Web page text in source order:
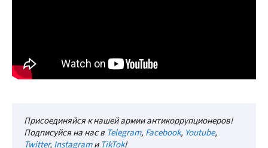
Присоединяйся к нашей армии антикоррупционеров!
Подписуйся на нас в Telegram, Facebook, Youtube,
Twitter, InstagramиTikTok!